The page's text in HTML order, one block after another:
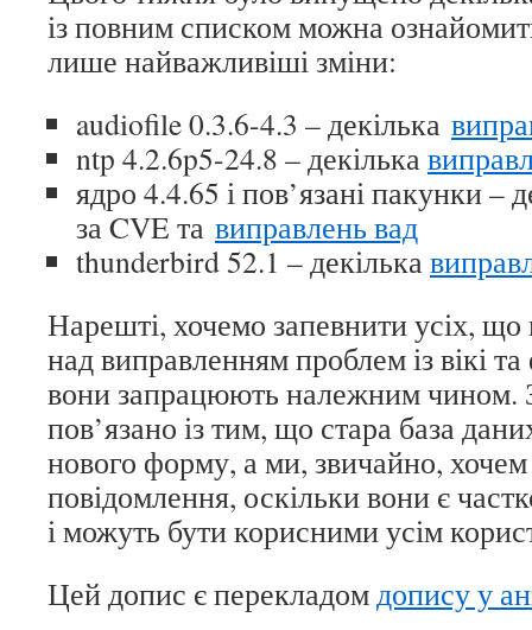
із повним списком можна
лише найважливіші зміни:
audiofile 0.3.6-4.3 – декілька
ntp 4.2.6p5-24.8 – декілька
ядро 4.4.65 і пов’язані пакунки –
за CVE та виправлень вад
thunderbird 52.1 – декілька
Нарешті, хочемо запевнити усіх,
над виправленням проблем із вікі
вони запрацюють належним чином.
пов’язано із тим, що стара база
нового форму, а ми, звичайно, хочем
повідомлення, оскільки вони є
і можуть бути корисними усім
Цей допис є перекладомдопису у